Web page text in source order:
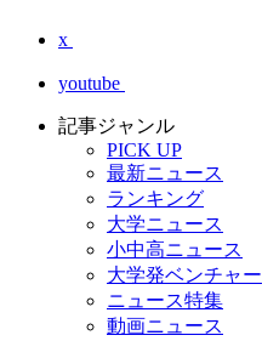
x
youtube
記事ジャンル
PICK UP
最新ニュース
ランキング
大学ニュース
小中高ニュース
大学発ベンチャー
ニュース特集
動画ニュース